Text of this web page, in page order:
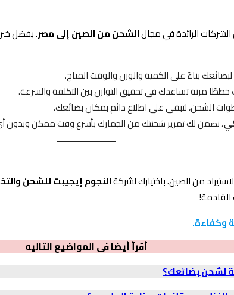
الرائدة في مجالالشحن من الصين إلى مصر. بفضل
بناءً على الكمية والوزن والوقت المتاح.
خططًا مرنة تساعدك في تحقيق التوازن بين التكلفة والسرعة.
الشحن، لتبقى على اطلاع دائم بمكان بضائعك.
، نضمن لك تمرير شحنتك من الجمارك بأسرع وقت ممكن
من الصين. باختيارك لشركةالنجوم إيجيبت للشحن
وكفاءة.
أقرأ أيضا فى المواضيع التاليه
لشحن بضائعك؟